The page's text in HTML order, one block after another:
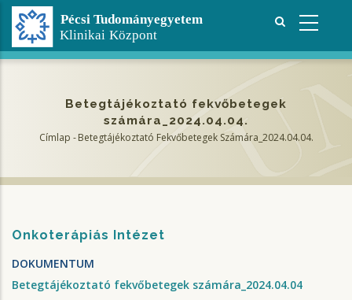
Ugrás
tartalomra
Betegtájékoztató fekvőbetegek
számára_2024.04.04.
Címlap - Betegtájékoztató Fekvőbetegek Számára_2024.04.04.
Onkoterápiás Intézet
DOKUMENTUM
Betegtájékoztató fekvőbetegek számára_2024.04.04